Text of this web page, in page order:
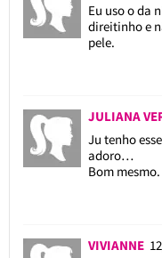
Eu uso o da
direitinho e
pele.
JULIANA
Ju tenho
adoro…
Bom mesmo.
VIVIANNE